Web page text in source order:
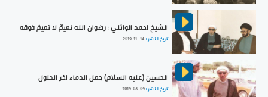
الشيخ احمد الوائلي : رضوان الله نعيمٌ لا نعيمَ فوقه
تاريخ النشر : 2019-11-14
الحسين (عليه السلام) جعل الدماء اخر الحلول
تاريخ النشر :2019-06-09